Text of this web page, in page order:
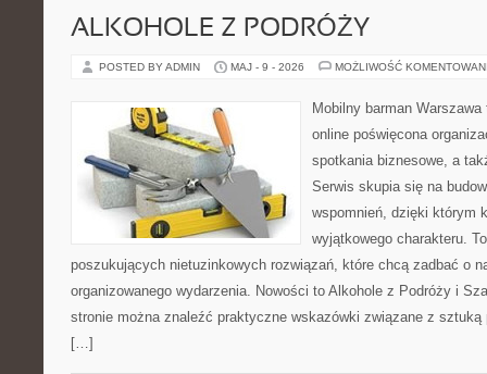
ALKOHOLE Z PODRÓŻY
POSTED BY ADMIN MAJ - 9 - 2026 MOŻLIWOŚĆ
Mobilny barman
online poświęcona
spotkania biznesowe, a
Serwis skupia się na
wspomnień, dzięki którym
wyjątkowego charakteru.
poszukujących nietuzinkowych rozwiązań, które chcą zadbać o
organizowanego wydarzenia. Nowości to Alkohole z Podróży i
stronie można znaleźć praktyczne wskazówki związane z sztuką
[…]